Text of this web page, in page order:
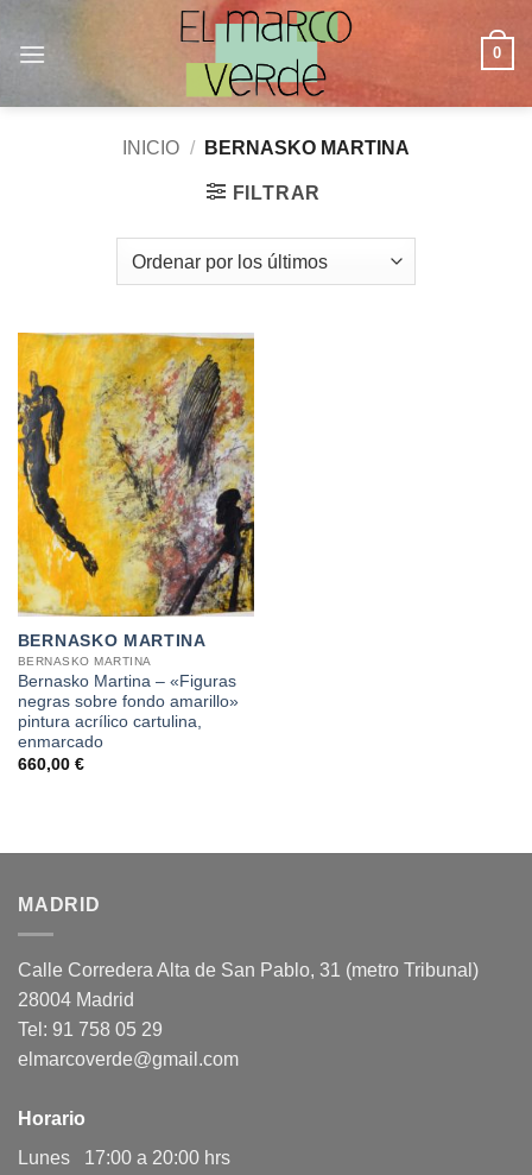
0
INICIO / BERNASKO MARTINA
FILTRAR
BERNASKO MARTINA
BERNASKO MARTINA
Bernasko Martina – «Figuras
negras sobre fondo amarillo»
pintura acrílico cartulina,
enmarcado
660,00 €
MADRID
Calle Corredera Alta de San Pablo, 31 (metro Tribunal)
28004 Madrid
Tel: 91 758 05 29
elmarcoverde@gmail.com
Horario
Lunes 17:00 a 20:00 hrs